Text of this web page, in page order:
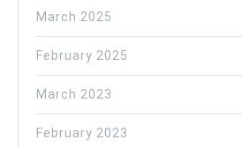
March 2025
February 2025
March 2023
February 2023